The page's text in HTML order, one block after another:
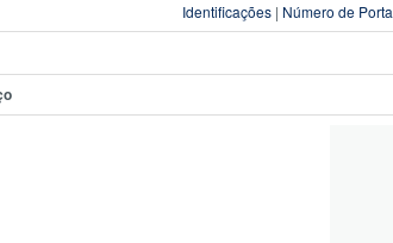
Identificações | Número de Porta